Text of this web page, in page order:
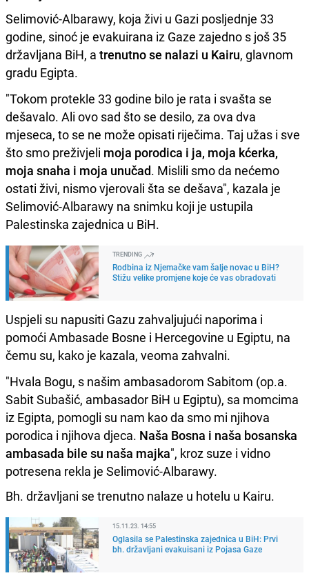
Selimović-Albarawy, koja živi u Gazi posljednje 33
godine, sinoć je evakuirana iz Gaze zajedno s još 35
državljana BiH, a trenutno se nalazi u Kairu, glavnom
gradu Egipta.
"Tokom protekle 33 godine bilo je rata i svašta se
dešavalo. Ali ovo sad što se desilo, za ova dva
mjeseca, to se ne može opisati riječima. Taj užas i sve
što smo preživjeli moja porodica i ja, moja kćerka,
moja snaha i moja unučad. Mislili smo da nećemo
ostati živi, nismo vjerovali šta se dešava", kazala je
Selimović-Albarawy na snimku koji je ustupila
Palestinska zajednica u BiH.
TRENDING
Rodbina iz Njemačke vam šalje novac u BiH?
Stižu velike promjene koje će vas obradovati
Uspjeli su napusiti Gazu zahvaljujući naporima i
pomoći Ambasade Bosne i Hercegovine u Egiptu, na
čemu su, kako je kazala, veoma zahvalni.
"Hvala Bogu, s našim ambasadorom Sabitom (op.a.
Sabit Subašić, ambasador BiH u Egiptu), sa momcima
iz Egipta, pomogli su nam kao da smo mi njihova
porodica i njihova djeca. Naša Bosna i naša bosanska
ambasada bile su naša majka", kroz suze i vidno
potresena rekla je Selimović-Albarawy.
Bh. državljani se trenutno nalaze u hotelu u Kairu.
15.11.23. 14:55
Oglasila se Palestinska zajednica u BiH: Prvi
bh. državljani evakuisani iz Pojasa Gaze